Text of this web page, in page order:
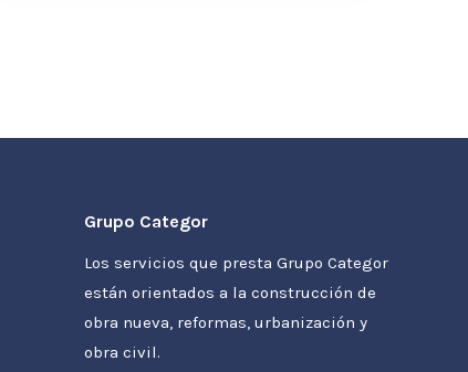
Grupo Categor
Los servicios que presta Grupo Categor
están orientados a la construcción de
obra nueva, reformas, urbanización y
obra civil.